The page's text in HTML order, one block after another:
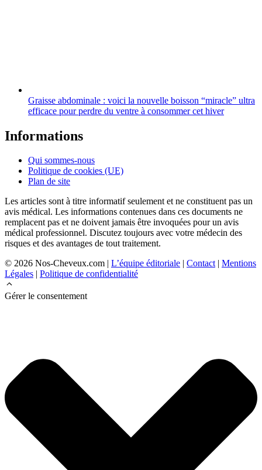
Graisse abdominale : voici la nouvelle boisson “miracle” ultra
efficace pour perdre du ventre à consommer cet hiver
Informations
Qui sommes-nous
Politique de cookies (UE)
Plan de site
Les articles sont à titre informatif seulement et ne constituent pas un
avis médical. Les informations contenues dans ces documents ne
remplacent pas et ne doivent jamais être invoquées pour un avis
médical professionnel. Discutez toujours avec votre médecin des
risques et des avantages de tout traitement.
© 2026 Nos-Cheveux.com | L’équipe éditoriale Contact| Mentions
Légales
Politique de confidentialité
Gérer le consentement